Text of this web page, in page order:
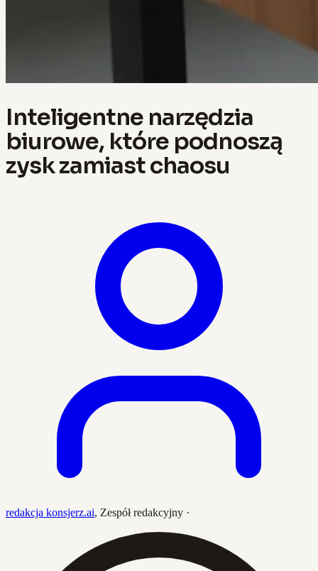
Inteligentne narzędzia
biurowe, które podnoszą
zysk zamiast chaosu
redakcja konsjerz.ai, Zespół redakcyjny ·